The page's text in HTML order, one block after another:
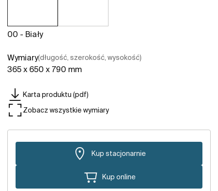
00 - Biały
Wymiary(długość, szerokość, wysokość)
365 x 650 x 790 mm
Karta produktu (pdf)
Zobacz wszystkie wymiary
Kup stacjonarnie
Kup online